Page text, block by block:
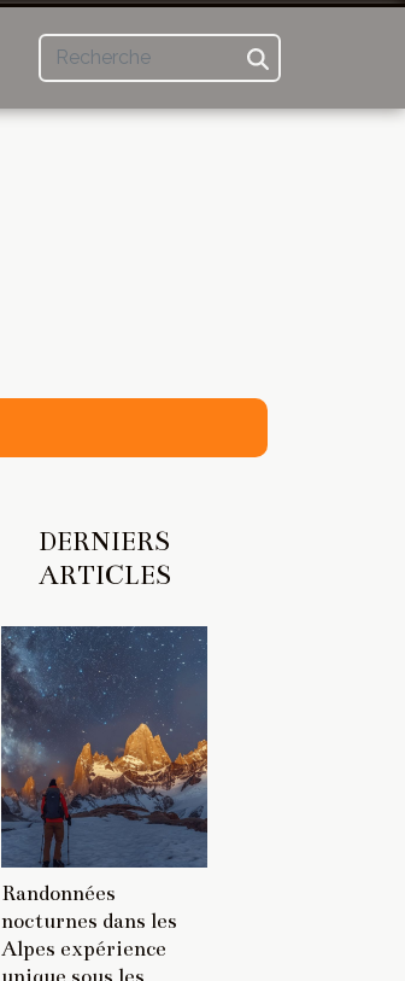
DERNIERS
ARTICLES
Randonnées
nocturnes dans les
Alpes expérience